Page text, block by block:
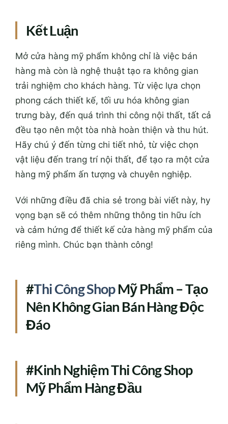
Kết Luận
Mở cửa hàng mỹ phẩm không chỉ là việc bán
hàng mà còn là nghệ thuật tạo ra không gian
trải nghiệm cho khách hàng. Từ việc lựa chọn
phong cách thiết kế, tối ưu hóa không gian
trưng bày, đến quá trình thi công nội thất, tất cả
đều tạo nên một tòa nhà hoàn thiện và thu hút.
Hãy chú ý đến từng chi tiết nhỏ, từ việc chọn
vật liệu đến trang trí nội thất, để tạo ra một cửa
hàng mỹ phẩm ấn tượng và chuyên nghiệp.
Với những điều đã chia sẻ trong bài viết này, hy
vọng bạn sẽ có thêm những thông tin hữu ích
và cảm hứng để thiết kế cửa hàng mỹ phẩm của
riêng mình. Chúc bạn thành công!
#Thi Công ShopMỹ Phẩm – Tạo
Nên Không Gian Bán Hàng Độc
Đáo
#Kinh Nghiệm Thi Công Shop
Mỹ Phẩm Hàng Đầu